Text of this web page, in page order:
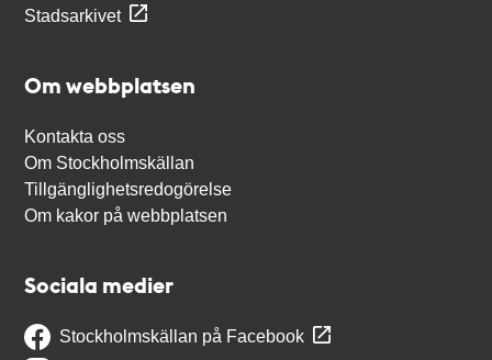
Stadsarkivet
Om webbplatsen
Kontakta oss
Om Stockholmskällan
Tillgänglighetsredogörelse
Om kakor på webbplatsen
Sociala medier
Stockholmskällan på Facebook